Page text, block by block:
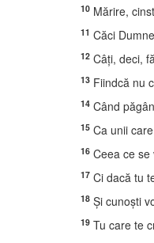
10 Mărire,
11 Căci
12 Câţi, deci,
13 Fiindcă nu
14 Când
15 Ca unii
16 Ceea ce se
17 Ci dacă tu
18 Şi cunoşti
19 Tu care te